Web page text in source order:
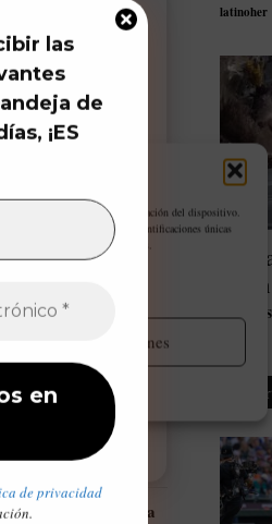
y/o acceder a la información del dispositivo.
de navegación o las identificaciones únicas
características y funciones.
Administrar opciones
Aviso Legal / Imprint
la seguridad aérea
las
de
¡ES
de privacidad
latinoher
de
Marines